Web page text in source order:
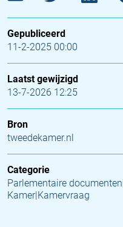
Gepubliceerd
11-2-2025 00:00
Laatst gewijzigd
13-7-2026 12:25
Bron
tweedekamer.nl
Categorie
Parlementaire
Kamer|Kamervraag